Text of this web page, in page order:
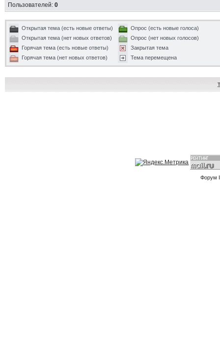
Пользователей: 0
Открытая тема (есть новые ответы)
Открытая тема (нет новых ответов)
Горячая тема (есть новые ответы)
Горячая тема (нет новых ответов)
Опрос (есть новые голоса)
Опрос (нет новых голосов)
Закрытая тема
Тема перемещена
Форум